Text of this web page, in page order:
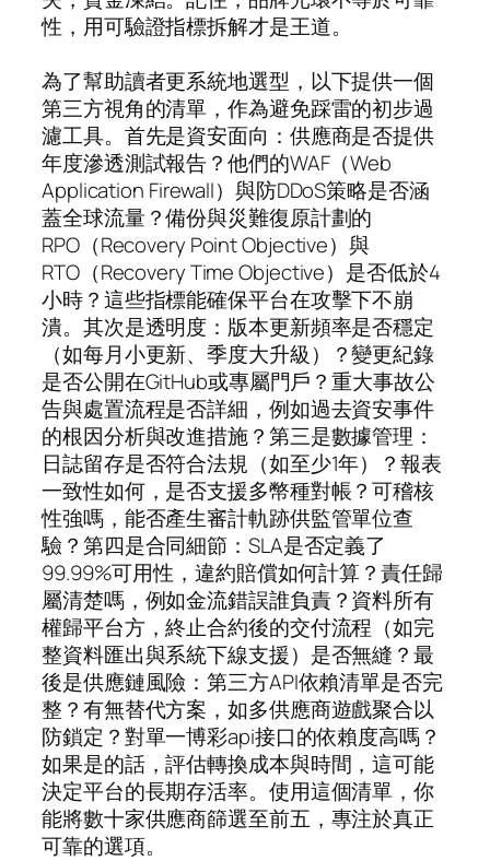
性，用可驗證指標拆解才是王道。
為了幫助讀者更系統地選型，以下提供一個
第三方視角的清單，作為避免踩雷的初步過
濾工具。首先是資安面向：供應商是否提供
年度滲透測試報告？他們的WAF（Web
Application Firewall）與防DDoS策略是否涵
蓋全球流量？備份與災難復原計劃的
RPO（Recovery Point Objective）與
RTO（Recovery Time Objective）是否低於4
小時？這些指標能確保平台在攻擊下不崩
潰。其次是透明度：版本更新頻率是否穩定
（如每月小更新、季度大升級）？變更紀錄
是否公開在GitHub或專屬門戶？重大事故公
告與處置流程是否詳細，例如過去資安事件
的根因分析與改進措施？第三是數據管理：
日誌留存是否符合法規（如至少1年）？報表
一致性如何，是否支援多幣種對帳？可稽核
性強嗎，能否產生審計軌跡供監管單位查
驗？第四是合同細節：SLA是否定義了
99.99%可用性，違約賠償如何計算？責任歸
屬清楚嗎，例如金流錯誤誰負責？資料所有
權歸平台方，終止合約後的交付流程（如完
整資料匯出與系統下線支援）是否無縫？最
後是供應鏈風險：第三方API依賴清單是否完
整？有無替代方案，如多供應商遊戲聚合以
防鎖定？對單一博彩api接口的依賴度高嗎？
如果是的話，評估轉換成本與時間，這可能
決定平台的長期存活率。使用這個清單，你
能將數十家供應商篩選至前五，專注於真正
可靠的選項。